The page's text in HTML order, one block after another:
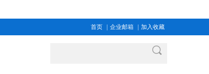
首页 企业邮箱 加入收藏